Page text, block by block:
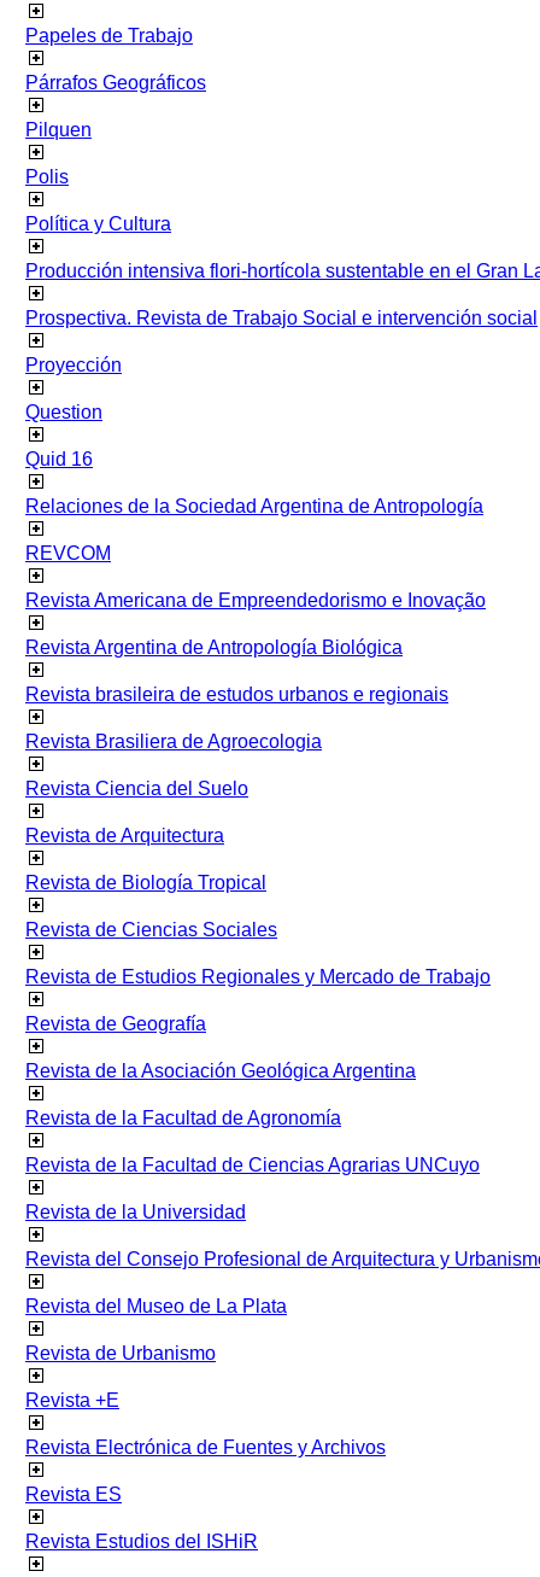
Papeles de Trabajo
Párrafos Geográficos
Pilquen
Polis
Política y Cultura
Producción intensiva flori-hortícola sustentable en el Gran
Prospectiva. Revista de Trabajo Social e intervención social
Proyección
Question
Quid 16
Relaciones de la Sociedad Argentina de Antropología
REVCOM
Revista Americana de Empreendedorismo e Inovação
Revista Argentina de Antropología Biológica
Revista brasileira de estudos urbanos e regionais
Revista Brasiliera de Agroecologia
Revista Ciencia del Suelo
Revista de Arquitectura
Revista de Biología Tropical
Revista de Ciencias Sociales
Revista de Estudios Regionales y Mercado de Trabajo
Revista de Geografía
Revista de la Asociación Geológica Argentina
Revista de la Facultad de Agronomía
Revista de la Facultad de Ciencias Agrarias UNCuyo
Revista de la Universidad
Revista del Consejo Profesional de Arquitectura y
Revista del Museo de La Plata
Revista de Urbanismo
Revista +E
Revista Electrónica de Fuentes y Archivos
Revista ES
Revista Estudios del ISHiR